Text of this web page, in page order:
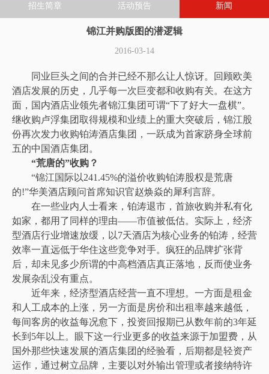
招生简章 活动预告 新闻
锦江并购版图的潜逻辑
2016-03-14
同业巨头之间的合并已经不那么让人惊讶。回顾欧美
酒店发展的历史，几乎每一次巨变都和收购有关。在这方
面，国内酒店业领先者锦江集团可谓“下了好大一盘棋”。
继收购卢浮集团取得规模和业绩上的重大突破后，锦江股
份再次发力收购铂涛酒店集团，一跃成为首家跻身全球前
五的中国酒店集团。
“荒唐的”收购？
“锦江国际以241.45%的溢价收购铂涛股权是荒唐
的!”华美酒店顾问首席知识官赵焕焱的犀利言辞。
在一些业内人士看来，铂涛退市，首旅收购并私有化
如家，都用了同样的理由——市值被低估。实际上，经济
型酒店行业增速放缓，以7天酒店为核心业务的铂涛，经营
效率一直远低于华住这些竞争对手。疯狂的品牌扩张背
后，却未见多少所谓的中高档酒店真正落地，反而使业务
发展杂乱没有重点。
近年来，经济型酒店经营一直不理想。一方面是租金
和人工成本的上涨，另一方面是房价和出租率越来越低，
每间客房的收益每况愈下，投资回报期已从数年前的3年延
长到5年以上。眼下这一行业更多的收益来源于加盟费，从
国外那些快速发展的酒店集团的经验看，后期都是轻资产
运作，通过树立品牌，主要以对外输出管理或者接纳特许